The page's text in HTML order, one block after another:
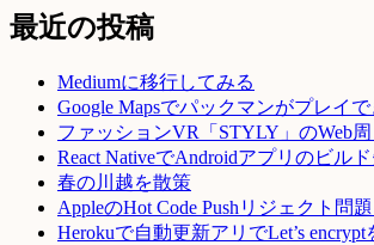
最近の投稿
Mediumに移行してみる
Google Mapsでパックマンがプレイで
ファッションVR「STYLY」のWeb
React NativeでAndroidアプリのビル
春の川越を散策
AppleのHot Code Pushリジェクト問
Herokuで自動更新アリでLet’s